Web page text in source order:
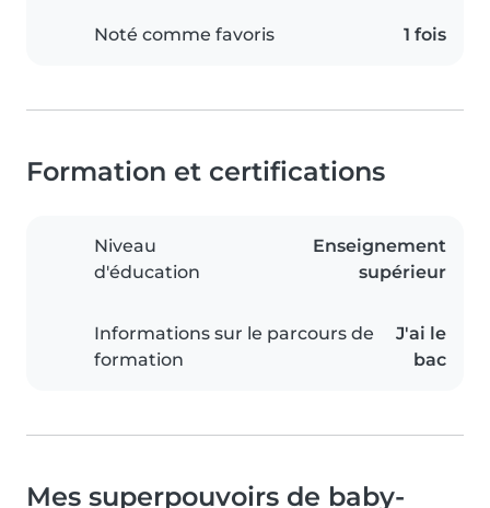
Noté comme favoris 1 fois
Formation et certifications
Niveau
d'éducation
Enseignement
supérieur
Informations sur le parcours de
formation
J'ai le
bac
Mes superpouvoirs de baby-